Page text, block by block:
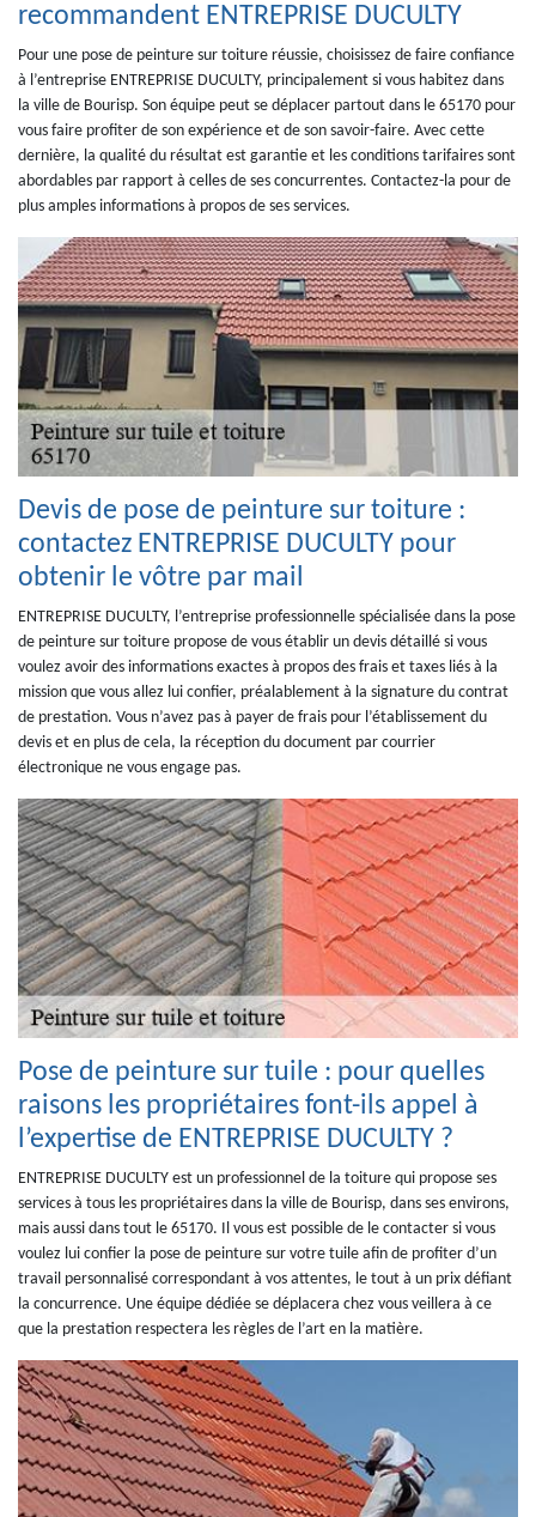
recommandent ENTREPRISE DUCULTY
Pour une pose de peinture sur toiture réussie, choisissez de faire confiance
à l’entreprise ENTREPRISE DUCULTY, principalement si vous habitez dans
la ville de Bourisp. Son équipe peut se déplacer partout dans le 65170 pour
vous faire profiter de son expérience et de son savoir-faire. Avec cette
dernière, la qualité du résultat est garantie et les conditions tarifaires sont
abordables par rapport à celles de ses concurrentes. Contactez-la pour de
plus amples informations à propos de ses services.
Devis de pose de peinture sur toiture :
contactez ENTREPRISE DUCULTY pour
obtenir le vôtre par mail
ENTREPRISE DUCULTY, l’entreprise professionnelle spécialisée dans la pose
de peinture sur toiture propose de vous établir un devis détaillé si vous
voulez avoir des informations exactes à propos des frais et taxes liés à la
mission que vous allez lui confier, préalablement à la signature du contrat
de prestation. Vous n’avez pas à payer de frais pour l’établissement du
devis et en plus de cela, la réception du document par courrier
électronique ne vous engage pas.
Pose de peinture sur tuile : pour quelles
raisons les propriétaires font-ils appel à
l’expertise de ENTREPRISE DUCULTY ?
ENTREPRISE DUCULTY est un professionnel de la toiture qui propose ses
services à tous les propriétaires dans la ville de Bourisp, dans ses environs,
mais aussi dans tout le 65170. Il vous est possible de le contacter si vous
voulez lui confier la pose de peinture sur votre tuile afin de profiter d’un
travail personnalisé correspondant à vos attentes, le tout à un prix défiant
la concurrence. Une équipe dédiée se déplacera chez vous veillera à ce
que la prestation respectera les règles de l’art en la matière.